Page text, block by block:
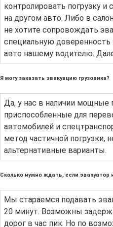
контролировать погрузку и
на другом авто. Либо в
не хотите сопровождать
специальную
авто нашему водителю.
Я могу заказать эвакуацию грузовика?
Да, у нас в наличии мощные
приспособленные для
автомобилей и
метод частичной погрузки,
альтернативные варианты.
Сколько нужно ждать, если эвакуатор
Мы стараемся подавать
20 минут. Возможны
дорог в час пик. Но по